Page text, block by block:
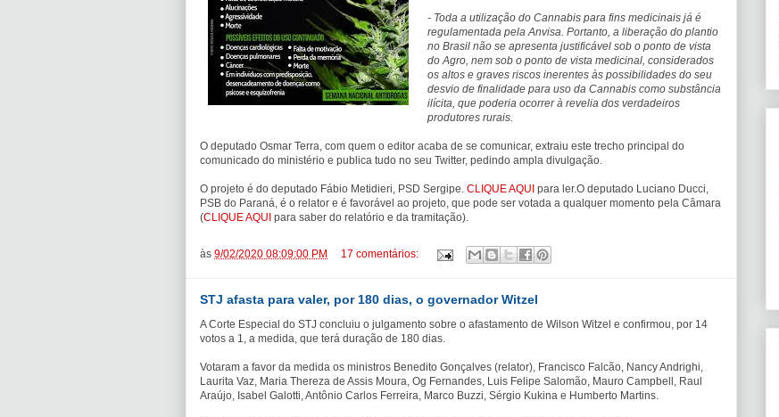
- Toda a utilização do Cannabis para fins medicinais já é
regulamentada pela Anvisa. Portanto, a liberação do plantio
no Brasil não se apresenta justificável sob o ponto de vista
do Agro, nem sob o ponto de vista medicinal, considerados
os altos e graves riscos inerentes às possibilidades do seu
desvio de finalidade para uso da Cannabis como substância
ilícita, que poderia ocorrer à revelia dos verdadeiros
produtores rurais.
O deputado Osmar Terra, com quem o editor acaba de se comunicar, extraiu este trecho principal do
comunicado do ministério e publica tudo no seu Twitter, pedindo ampla divulgação.
O projeto é do deputado Fábio Metidieri, PSD Sergipe. CLIQUE AQUI para ler.O deputado Luciano Ducci,
PSB do Paraná, é o relator e é favorável ao projeto, que pode ser votada a qualquer momento pela Câmara
(CLIQUE AQUI para saber do relatório e da tramitação).
às 9/02/2020 08:09:00 PM 17 comentários:
STJ afasta para valer, por 180 dias, o governador Witzel
A Corte Especial do STJ concluiu o julgamento sobre o afastamento de Wilson Witzel e confirmou, por 14
votos a 1, a medida, que terá duração de 180 dias.
Votaram a favor da medida os ministros Benedito Gonçalves (relator), Francisco Falcão, Nancy Andrighi,
Laurita Vaz, Maria Thereza de Assis Moura, Og Fernandes, Luis Felipe Salomão, Mauro Campbell, Raul
Araújo, Isabel Galotti, Antônio Carlos Ferreira, Marco Buzzi, Sérgio Kukina e Humberto Martins.